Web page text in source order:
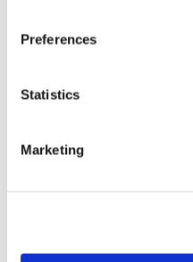
Preferences
Statistics
Marketing
4 MINUTERS LÄSNING
Många undrar om de ska
skillnaden på avtalen.
laddad,